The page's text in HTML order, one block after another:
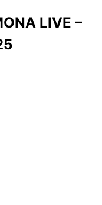
LIVE –